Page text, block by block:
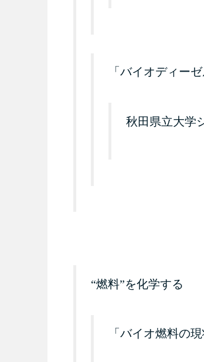
「バイオディー
秋田県立大
“燃料”を化学する
「バイオ燃料の